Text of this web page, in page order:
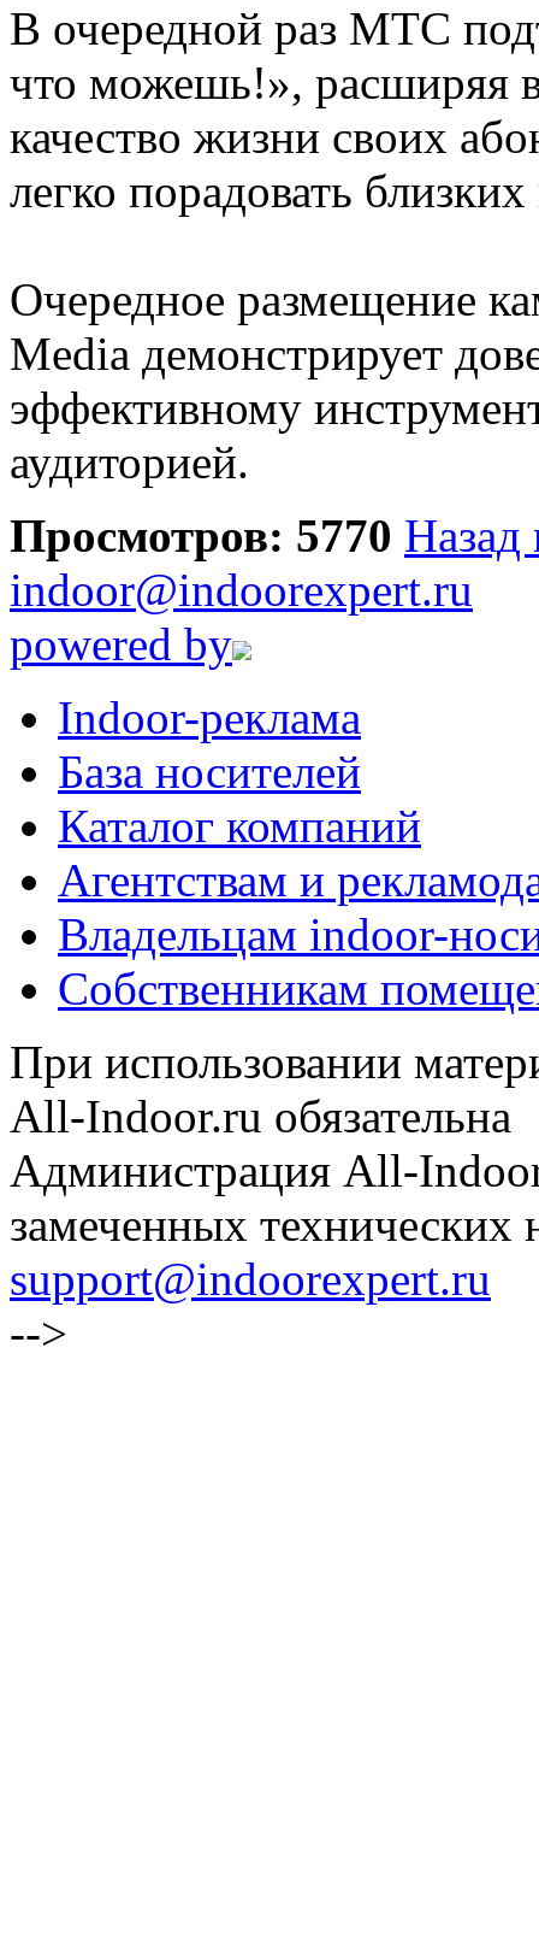
В очередной раз МТС
что можешь!», расширяя
качество жизни своих
легко порадовать
Очередное размещение
Media демонстрирует
эффективному
аудиторией.
Просмотров: 5770 Назад
indoor@indoorexpert.ru
powered by
Indoor-реклама
База носителей
Каталог компаний
Агентствам и
Владельцам indoor-
Собственникам
При использовании
All-Indoor.ru обязательна
Администрация All-
замеченных технических
support@indoorexpert.ru
-->